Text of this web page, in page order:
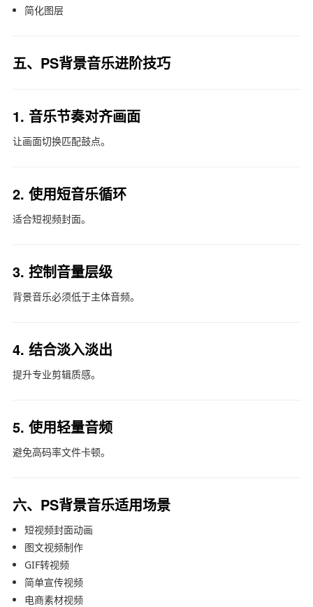
简化图层
五、PS背景音乐进阶技巧
1. 音乐节奏对齐画面
让画面切换匹配鼓点。
2. 使用短音乐循环
适合短视频封面。
3. 控制音量层级
背景音乐必须低于主体音频。
4. 结合淡入淡出
提升专业剪辑质感。
5. 使用轻量音频
避免高码率文件卡顿。
六、PS背景音乐适用场景
短视频封面动画
图文视频制作
GIF转视频
简单宣传视频
电商素材视频